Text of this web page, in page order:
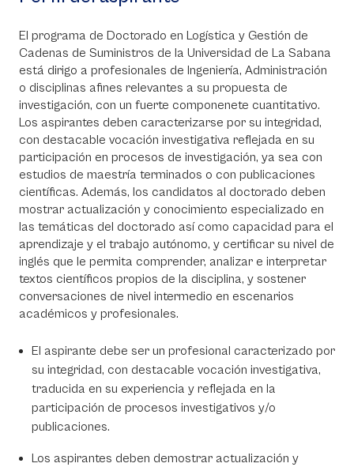
El programa de Doctorado en Logística y Gestión de
Cadenas de Suministros de la Universidad de La Sabana
está dirigo a profesionales de Ingeniería, Administración
o disciplinas afines relevantes a su propuesta de
investigación, con un fuerte componenete cuantitativo.
Los aspirantes deben caracterizarse por su integridad,
con destacable vocación investigativa reflejada en su
participación en procesos de investigación, ya sea con
estudios de maestría terminados o con publicaciones
científicas. Además, los candidatos al doctorado deben
mostrar actualización y conocimiento especializado en
las temáticas del doctorado así como capacidad para el
aprendizaje y el trabajo autónomo, y certificar su nivel de
inglés que le permita comprender, analizar e interpretar
textos científicos propios de la disciplina, y sostener
conversaciones de nivel intermedio en escenarios
académicos y profesionales.
El aspirante debe ser un profesional caracterizado por
su integridad, con destacable vocación investigativa,
traducida en su experiencia y reflejada en la
participación de procesos investigativos y/o
publicaciones.
Los aspirantes deben demostrar actualización y